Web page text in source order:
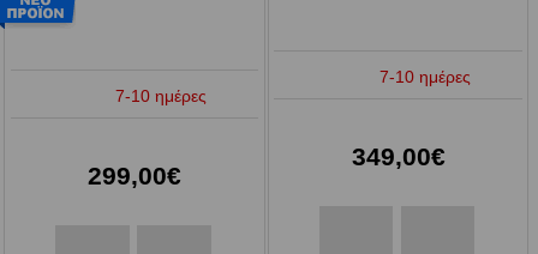
7-10 ημέρες
299,00€
7-10 ημέρες
349,00€